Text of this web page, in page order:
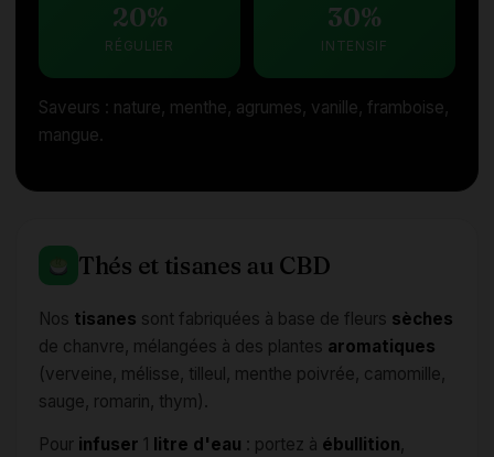
20%
RÉGULIER
30%
INTENSIF
Saveurs : nature, menthe, agrumes, vanille, framboise,
mangue.
Thés et tisanes au CBD
Nos tisanes sont fabriquées à base de fleurs sèches
de chanvre, mélangées à des plantes aromatiques
(verveine, mélisse, tilleul, menthe poivrée, camomille,
sauge, romarin, thym).
Pour infuser 1 litre d'eau : portez à ébullition,